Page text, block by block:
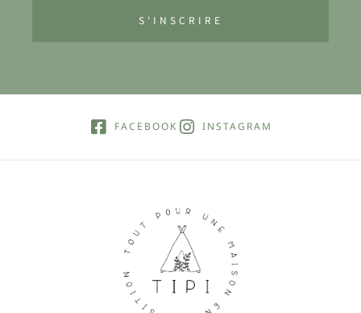
S'INSCRIRE
FACEBOOK INSTAGRAM